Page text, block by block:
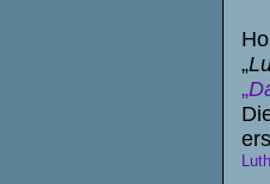
„
„